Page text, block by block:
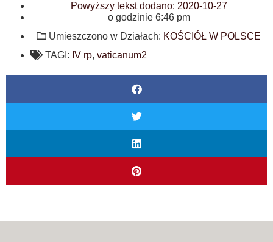
Powyższy tekst dodano: 2020-10-27
o godzinie 6:46 pm
Umieszczono w Działach: KOŚCIÓŁ W POLSCE
TAGI: IV rp, vaticanum2